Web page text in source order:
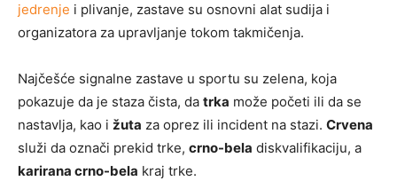
jedrenje i plivanje, zastave su osnovni alat sudija i
organizatora za upravljanje tokom takmičenja.
Najčešće signalne zastave u sportu su zelena, koja
pokazuje da je staza čista, da trka može početi ili da se
nastavlja, kao i žuta za oprez ili incident na stazi. Crvena
služi da označi prekid trke, crno-bela diskvalifikaciju, a
karirana crno-bela kraj trke.